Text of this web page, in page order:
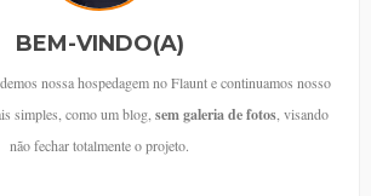
BEM-VINDO(A)
nossa hospedagem no Flaunt e continuamos nosso
simples, como um blog, sem galeria de fotos , visando
não fechar totalmente o projeto.